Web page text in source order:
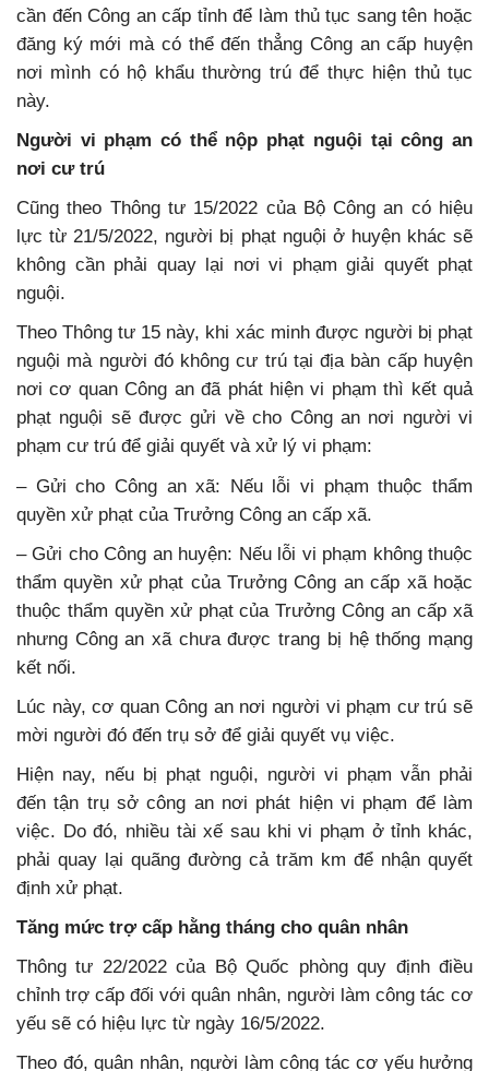
cần đến Công an cấp tỉnh để làm thủ tục sang tên hoặc
đăng ký mới mà có thể đến thẳng Công an cấp huyện
nơi mình có hộ khẩu thường trú để thực hiện thủ tục
này.
Người vi phạm có thể nộp phạt nguội tại công an
nơi cư trú
Cũng theo Thông tư 15/2022 của Bộ Công an có hiệu
lực từ 21/5/2022, người bị phạt nguội ở huyện khác sẽ
không cần phải quay lại nơi vi phạm giải quyết phạt
nguội.
Theo Thông tư 15 này, khi xác minh được người bị phạt
nguội mà người đó không cư trú tại địa bàn cấp huyện
nơi cơ quan Công an đã phát hiện vi phạm thì kết quả
phạt nguội sẽ được gửi về cho Công an nơi người vi
phạm cư trú để giải quyết và xử lý vi phạm:
– Gửi cho Công an xã: Nếu lỗi vi phạm thuộc thẩm
quyền xử phạt của Trưởng Công an cấp xã.
– Gửi cho Công an huyện: Nếu lỗi vi phạm không thuộc
thẩm quyền xử phạt của Trưởng Công an cấp xã hoặc
thuộc thẩm quyền xử phạt của Trưởng Công an cấp xã
nhưng Công an xã chưa được trang bị hệ thống mạng
kết nối.
Lúc này, cơ quan Công an nơi người vi phạm cư trú sẽ
mời người đó đến trụ sở để giải quyết vụ việc.
Hiện nay, nếu bị phạt nguội, người vi phạm vẫn phải
đến tận trụ sở công an nơi phát hiện vi phạm để làm
việc. Do đó, nhiều tài xế sau khi vi phạm ở tỉnh khác,
phải quay lại quãng đường cả trăm km để nhận quyết
định xử phạt.
Tăng mức trợ cấp hằng tháng cho quân nhân
Thông tư 22/2022 của Bộ Quốc phòng quy định điều
chỉnh trợ cấp đối với quân nhân, người làm công tác cơ
yếu sẽ có hiệu lực từ ngày 16/5/2022.
Theo đó, quân nhân, người làm công tác cơ yếu hưởng